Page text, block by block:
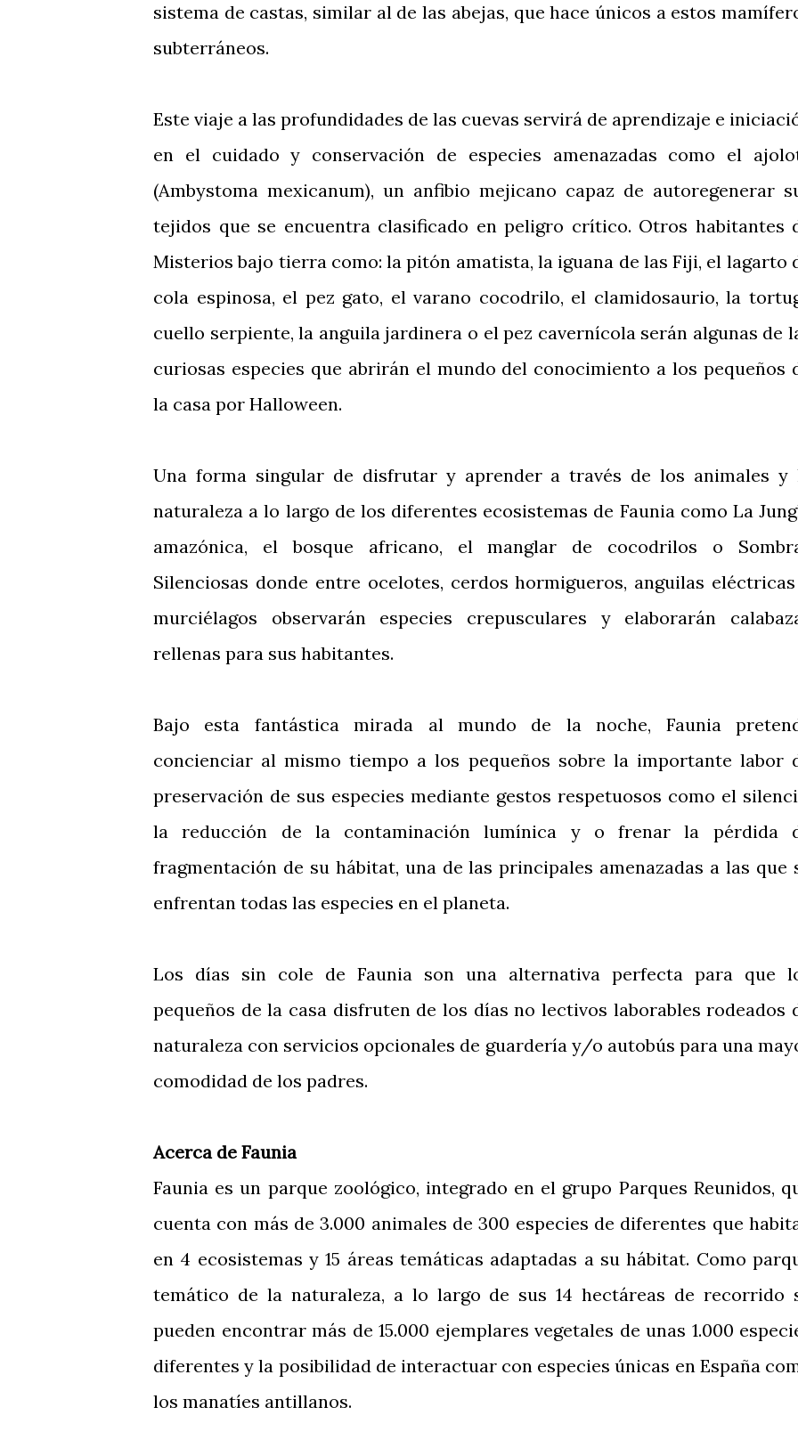
sistema de castas, similar al de las abejas, que hace únicos a estos
subterráneos.
Este viaje a las profundidades de las cuevas servirá de aprendizaje e
en el cuidado y conservación de especies amenazadas como el
(Ambystoma mexicanum), un anfibio mejicano capaz de autoregenerar
tejidos que se encuentra clasificado en peligro crítico. Otros habitantes
Misterios bajo tierra como: la pitón amatista, la iguana de las Fiji, el lagarto
cola espinosa, el pez gato, el varano cocodrilo, el clamidosaurio, la
cuello serpiente, la anguila jardinera o el pez cavernícola serán algunas de
curiosas especies que abrirán el mundo del conocimiento a los pequeños
la casa por Halloween.
Una forma singular de disfrutar y aprender a través de los animales y
naturaleza a lo largo de los diferentes ecosistemas de Faunia como La
amazónica, el bosque africano, el manglar de cocodrilos o
Silenciosas donde entre ocelotes, cerdos hormigueros, anguilas
murciélagos observarán especies crepusculares y elaborarán
rellenas para sus habitantes.
Bajo esta fantástica mirada al mundo de la noche, Faunia
concienciar al mismo tiempo a los pequeños sobre la importante labor
preservación de sus especies mediante gestos respetuosos como el
la reducción de la contaminación lumínica y o frenar la pérdida
fragmentación de su hábitat, una de las principales amenazadas a las que
enfrentan todas las especies en el planeta.
Los días sin cole de Faunia son una alternativa perfecta para que
pequeños de la casa disfruten de los días no lectivos laborables rodeados
naturaleza con servicios opcionales de guardería y/o autobús para una
comodidad de los padres.
Acerca de Faunia
Faunia es un parque zoológico, integrado en el grupo Parques Reunidos,
cuenta con más de 3.000 animales de 300 especies de diferentes que
en 4 ecosistemas y 15 áreas temáticas adaptadas a su hábitat. Como
temático de la naturaleza, a lo largo de sus 14 hectáreas de recorrido
pueden encontrar más de 15.000 ejemplares vegetales de unas 1.000
diferentes y la posibilidad de interactuar con especies únicas en España
los manatíes antillanos.